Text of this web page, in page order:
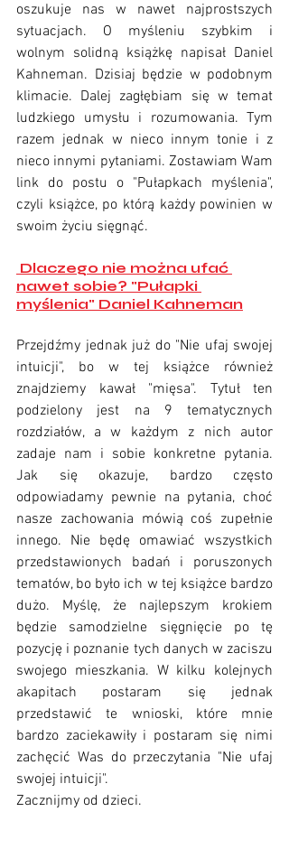
oszukuje nas w nawet najprostszych
sytuacjach. O myśleniu szybkim i
wolnym solidną książkę napisał Daniel
Kahneman. Dzisiaj będzie w podobnym
klimacie. Dalej zagłębiam się w temat
ludzkiego umysłu i rozumowania. Tym
razem jednak w nieco innym tonie i z
nieco innymi pytaniami. Zostawiam Wam
link do postu o "Pułapkach myślenia",
czyli książce, po którą każdy powinien w
swoim życiu sięgnąć.
nawet sobie? "Pułapki
myślenia" Daniel Kahneman
Przejdźmy jednak już do "Nie ufaj swojej
intuicji", bo w tej książce również
znajdziemy kawał "mięsa". Tytuł ten
podzielony jest na 9 tematycznych
rozdziałów, a w każdym z nich autor
zadaje nam i sobie konkretne pytania.
Jak się okazuje, bardzo często
odpowiadamy pewnie na pytania, choć
nasze zachowania mówią coś zupełnie
innego. Nie będę omawiać wszystkich
przedstawionych badań i poruszonych
tematów, bo było ich w tej książce bardzo
dużo. Myślę, że najlepszym krokiem
będzie samodzielne sięgnięcie po tę
pozycję i poznanie tych danych w zaciszu
swojego mieszkania. W kilku kolejnych
akapitach postaram się jednak
przedstawić te wnioski, które mnie
bardzo zaciekawiły i postaram się nimi
zachęcić Was do przeczytania "Nie ufaj
swojej intuicji".
Zacznijmy od dzieci.